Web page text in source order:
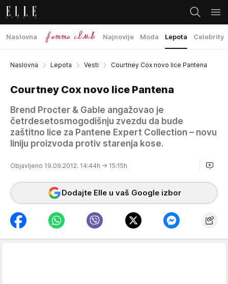
Naslovna Najnovije Moda Lepota Celebrity
Naslovna Lepota Vesti Courtney Cox novo lice Pantena
Courtney Cox novo lice Pantena
Brend Procter & Gable angažovao je
četrdesetosmogodišnju zvezdu da bude
zaštitno lice za Pantene Expert Collection – novu
liniju proizvoda protiv starenja kose.
Objavljeno 19.09.2012. 14:44h → 15:15h
Dodajte Elle u vaš Google izbor